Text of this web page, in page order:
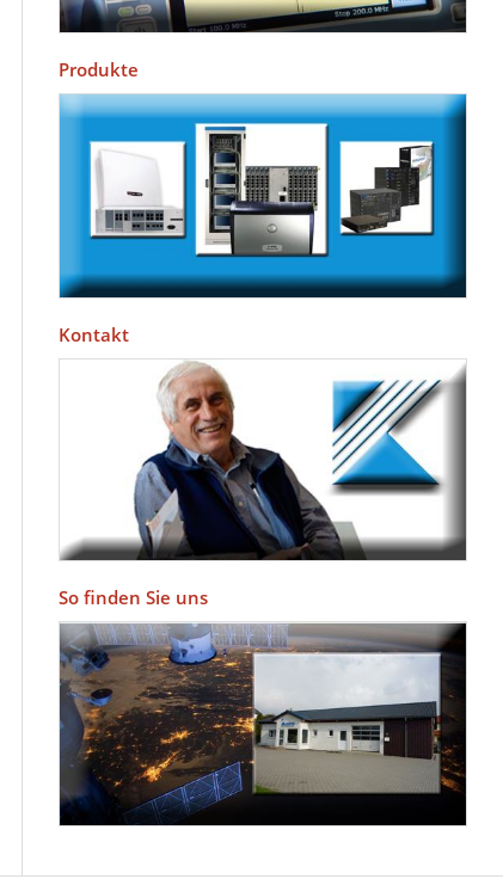
Produkte
Kontakt
So finden Sie uns